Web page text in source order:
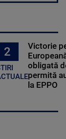
2
Victorie
obligată
permită
la EPPO